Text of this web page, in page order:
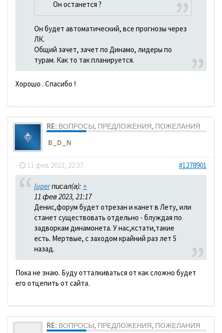
Он останется ?
Он будет автоматический, все прогнозы через
ЛК.
Общий зачет, зачет по Динамо, лидеры по
турам. Как то так планируется.
Хорошо . Спасибо !
RE: ВОПРОСЫ, ПРЕДЛОЖЕНИЯ, ПОЖЕЛАНИЯ
B_D_N
- 11 фев 2023, 22:37 #1278901
luperписал(а): ↑
11 фев 2023, 21:17
Денис,форум будет отрезан и канет в Лету, или
станет существовать отдельно - блуждая по
задворкам динамонета. У нас,кстати,такие
есть. Мертвые, с заходом крайний раз лет 5
назад.
Пока не знаю. Буду отталкиваться от как сложно будет
его отцепить от сайта.
RE: ВОПРОСЫ, ПРЕДЛОЖЕНИЯ, ПОЖЕЛАНИЯ